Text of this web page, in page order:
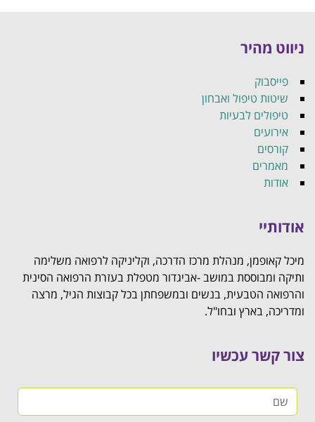
ניווט מהיר
פייסבוק
שיטות טיפול ואבחון
טיפולים לבעיות
אירועים
קורסים
מאמרים
אודות
אודותיי
מיכל קאופמן, מנהלת מרכז הדרכה, וקליניקה לרפואה משלימה
ותיקה ומבוססת במושב -אביגדור מטפלת בעזרת הרפואה הסינית
והרפואה הטבעית, בנשים ובמשפחתן בכל קבוצות הגיל, מרצה
ומדריכה, בארץ ובחו"ל.
צור קשר עכשיו